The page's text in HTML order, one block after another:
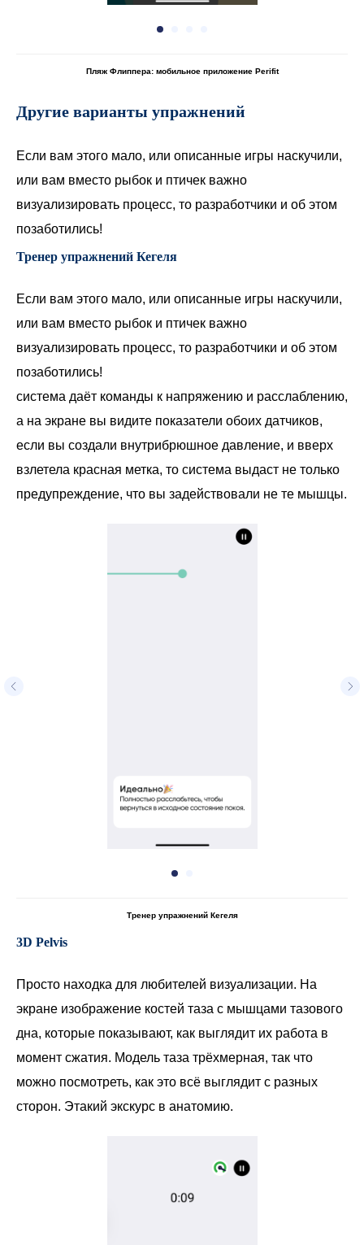
Пляж Флиппера: мобильное приложение Perifit
Другие варианты упражнений
Если вам этого мало, или описанные игры наскучили,
или вам вместо рыбок и птичек важно
визуализировать процесс, то разработчики и об этом
позаботились!
Тренер упражнений Кегеля
Если вам этого мало, или описанные игры наскучили,
или вам вместо рыбок и птичек важно
визуализировать процесс, то разработчики и об этом
позаботились!
система даёт команды к напряжению и расслаблению,
а на экране вы видите показатели обоих датчиков,
если вы создали внутрибрюшное давление, и вверх
взлетела красная метка, то система выдаст не только
предупреждение, что вы задействовали не те мышцы.
Тренер упражнений Кегеля
3D Pelvis
Просто находка для любителей визуализации. На
экране изображение костей таза с мышцами тазового
дна, которые показывают, как выглядит их работа в
момент сжатия. Модель таза трёхмерная, так что
можно посмотреть, как это всё выглядит с разных
сторон. Этакий экскурс в анатомию.